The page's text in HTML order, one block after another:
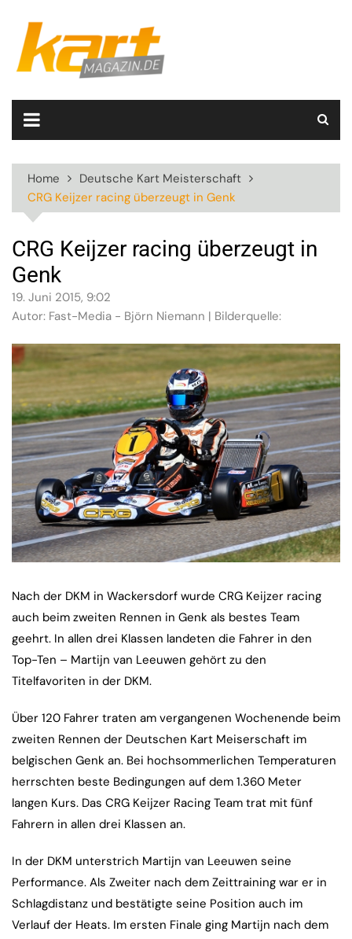
content
Home
Deutsche Kart Meisterschaft
CRG Keijzer racing überzeugt in Genk
CRG Keijzer racing überzeugt in
Genk
19. Juni 2015, 9:02
Autor: Fast-Media - Björn Niemann | Bilderquelle:
Nach der DKM in Wackersdorf wurde CRG Keijzer racing
auch beim zweiten Rennen in Genk als bestes Team
geehrt. In allen drei Klassen landeten die Fahrer in den
Top-Ten – Martijn van Leeuwen gehört zu den
Titelfavoriten in der DKM.
Über 120 Fahrer traten am vergangenen Wochenende beim
zweiten Rennen der Deutschen Kart Meiserschaft im
belgischen Genk an. Bei hochsommerlichen Temperaturen
herrschten beste Bedingungen auf dem 1.360 Meter
langen Kurs. Das CRG Keijzer Racing Team trat mit fünf
Fahrern in allen drei Klassen an.
In der DKM unterstrich Martijn van Leeuwen seine
Performance. Als Zweiter nach dem Zeittraining war er in
Schlagdistanz und bestätigte seine Position auch im
Verlauf der Heats. Im ersten Finale ging Martijn nach dem